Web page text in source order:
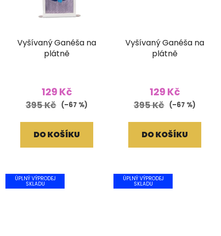
Vyšívaný Ganéša na
plátně
129 Kč
395 Kč (–67 %)
DO KOŠÍKU
Vyšívaný Ganéša na
plátně
129 Kč
395 Kč (–67 %)
DO KOŠÍKU
ÚPLNÝ VÝPRODEJ
SKLADU
ÚPLNÝ VÝPRODEJ
SKLADU